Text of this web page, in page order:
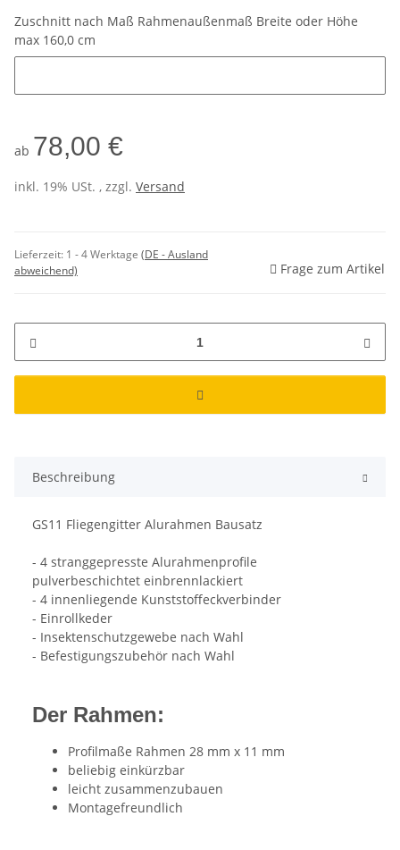
Zuschnitt nach Maß Rahmenaußenmaß Breite oder Höhe
max 160,0 cm
ab 78,00 €
inkl. 19% USt. , zzgl. Versand
Lieferzeit: 1 - 4 Werktage (DE - Ausland
abweichend)
Frage zum Artikel
Beschreibung
GS11 Fliegengitter Alurahmen Bausatz
- 4 stranggepresste Alurahmenprofile
pulverbeschichtet einbrennlackiert
- 4 innenliegende Kunststoffeckverbinder
- Einrollkeder
- Insektenschutzgewebe nach Wahl
- Befestigungszubehör nach Wahl
Der Rahmen:
Profilmaße Rahmen 28 mm x 11 mm
beliebig einkürzbar
leicht zusammenzubauen
Montagefreundlich